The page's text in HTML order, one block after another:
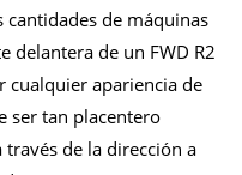
de máquinas
delantera de un FWD R2
cualquier apariencia de
ser tan placentero
de la dirección a